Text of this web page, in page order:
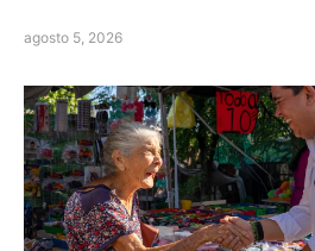
agosto 5, 2026